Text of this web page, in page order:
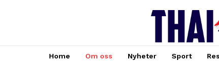
Home Om oss Nyheter Sport